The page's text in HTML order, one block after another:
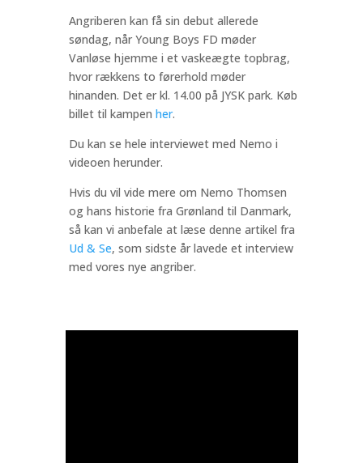
Angriberen kan få sin debut allerede
søndag, når Young Boys FD møder
Vanløse hjemme i et vaskeægte topbrag,
hvor rækkens to førerhold møder
hinanden. Det er kl. 14.00 på JYSK park. Køb
billet til kampen her.
Du kan se hele interviewet med Nemo i
videoen herunder.
Hvis du vil vide mere om Nemo Thomsen
og hans historie fra Grønland til Danmark,
så kan vi anbefale at læse denne artikel fra
Ud & Se, som sidste år lavede et interview
med vores nye angriber.